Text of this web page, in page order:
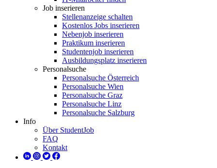
Job inserieren
Stellenanzeige schalten
Kostenlos Jobs inserieren
Nebenjob inserieren
Praktikum inserieren
Studentenjob inserieren
Ausbildungsplatz inserieren
Personalsuche
Personalsuche Österreich
Personalsuche Wien
Personalsuche Graz
Personalsuche Linz
Personalsuche Salzburg
Info
Über StudentJob
FAQ
Kontakt